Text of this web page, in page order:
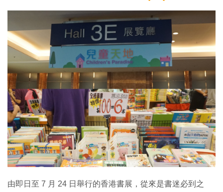
由即日至 7 月 24 日舉行的香港書展，從來是書迷必到之